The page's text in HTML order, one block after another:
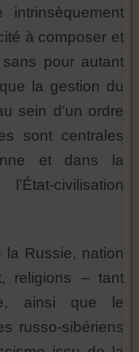
intrinsèquement
à composer et
pour autant
la gestion du
sein d’un ordre
sont centrales
et dans la
civilisation
la Russie, nation
religions – tant
ainsi que le
russo-sibériens